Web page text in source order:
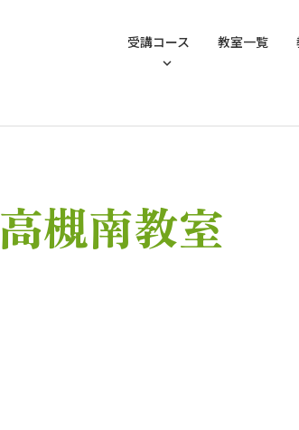
受講コース 教室一覧
高槻南教室